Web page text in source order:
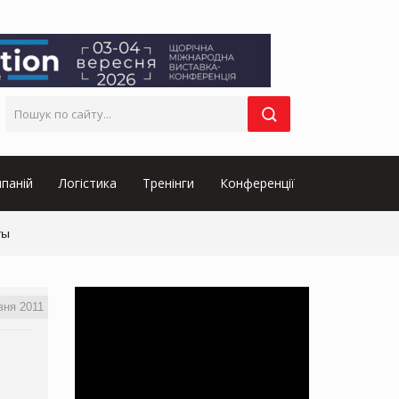
Логістика Тренінги Конференції
2011